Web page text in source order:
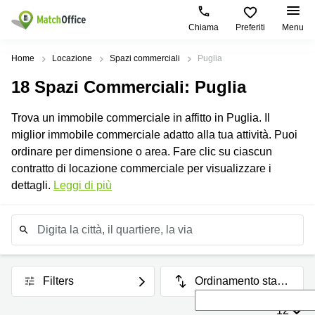
Chiama Preferiti Menu
Dare in locazione e affittare
Tipologie di
commerciali
Ufficio
Business
Center
Sala
Riunioni
Ufficio
Virtuale
Zone
Genova
Milano
Treviso
Bari
Torino
Firenze
Ricerche
Coworking
Milano
Coworking
Bologna
Coworking
Palermo
Coworking
Roma
Aiuto
Chi Siamo
Metti in elenco il tuo ufficio
Home Locazione Spazi commerciali Puglia
18 Spazi Commerciali: Puglia
Trova un immobile commerciale in affitto in Puglia. Il
miglior immobile commerciale adatto alla tua attività. Puoi
ordinare per dimensione o area. Fare clic su ciascun
contratto di locazione commerciale per visualizzare i
dettagli. Leggi di più
12
Filters
Ordinamento stand